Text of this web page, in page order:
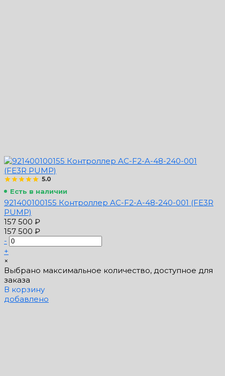
5.0
Есть в наличии
921400100155 Контроллер AC-F2-A-48-240-001 (FE3R
PUMP)
157 500 ₽
157 500 ₽
-
+
×
Выбрано максимальное количество, доступное для
заказа
В корзину
добавлено